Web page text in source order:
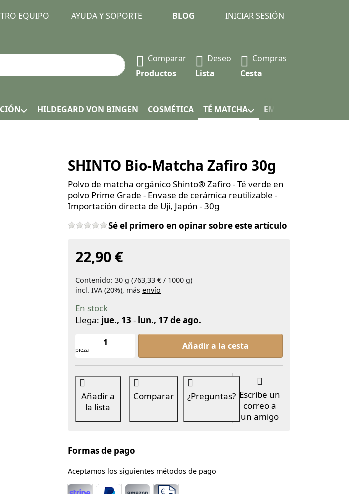
EQUIPO AYUDA Y SOPORTE BLOG INICIAR SESIÓN
automatically as you type. Press the Enter key to view all the results.
Comparar
Productos
Deseo
Lista
Compras
Cesta
HILDEGARD VON BINGEN COSMÉTICA TÉ MATCHA EMBALAJE
SHINTO Bio-Matcha Zafiro 30g
Polvo de matcha orgánico Shinto® Zafiro - Té verde en
polvo Prime Grade - Envase de cerámica reutilizable -
Importación directa de Uji, Japón - 30g
Sé el primero en opinar sobre este artículo
22,90 €
Contenido: 30 g (763,33 € / 1000 g)
incl. IVA (20%), más envío
En stock
Llega: jue., 13 - lun., 17 de ago.
pieza
SHINTO Bio-Matcha Zafiro 30g at 22,90 €, quantity 1.
Añadir a la cesta
Añadir a
la lista
Comparar ¿Preguntas? Escribe un
correo a
un amigo
Formas de pago
Aceptamos los siguientes métodos de pago